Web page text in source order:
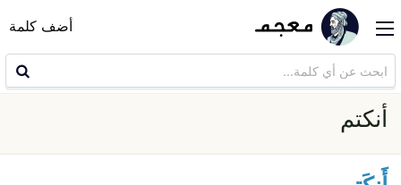
أضف كلمة
أنكتم